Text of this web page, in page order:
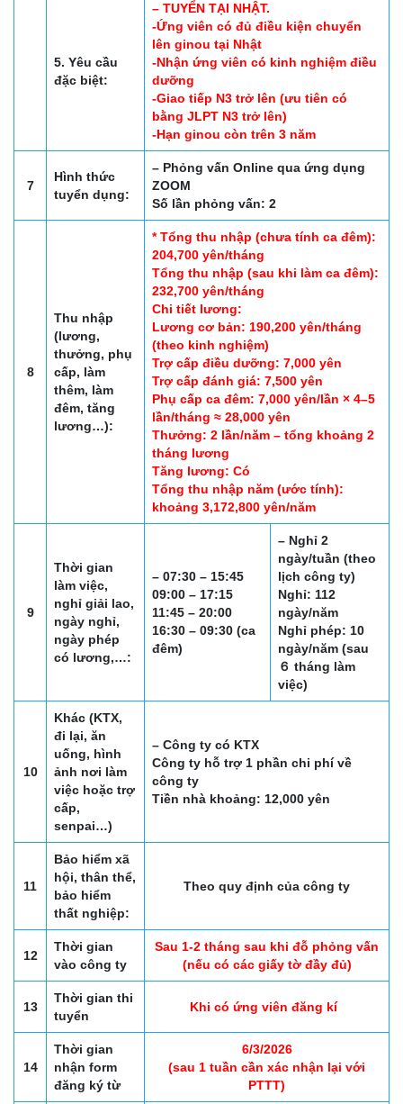
5. Yêu cầu
đặc biệt:
– TUYỂN TẠI NHẬT.
-Ứng viên có đủ điều kiện chuyển
lên ginou tại Nhật
-Nhận ứng viên có kinh nghiệm điều
dưỡng
-Giao tiếp N3 trở lên (ưu tiên có
bằng JLPT N3 trở lên)
-Hạn ginou còn trên 3 năm
7
Hình thức
tuyển dụng:
– Phỏng vấn Online qua ứng dụng
ZOOM
Số lần phỏng vấn: 2
8
Thu nhập
(lương,
thưởng, phụ
cấp, làm
thêm, làm
đêm, tăng
lương…):
* Tổng thu nhập (chưa tính ca đêm):
204,700 yên/tháng
Tổng thu nhập (sau khi làm ca đêm):
232,700 yên/tháng
Chi tiết lương:
Lương cơ bản: 190,200 yên/tháng
(theo kinh nghiệm)
Trợ cấp điều dưỡng: 7,000 yên
Trợ cấp đánh giá: 7,500 yên
Phụ cấp ca đêm: 7,000 yên/lần × 4–5
lần/tháng ≈ 28,000 yên
Thưởng: 2 lần/năm – tổng khoảng 2
tháng lương
Tăng lương: Có
Tổng thu nhập năm (ước tính):
khoảng 3,172,800 yên/năm
9
Thời gian
làm việc,
nghỉ giải lao,
ngày nghỉ,
ngày phép
có lương,…:
– 07:30 – 15:45
09:00 – 17:15
11:45 – 20:00
16:30 – 09:30 (ca
đêm)
– Nghỉ 2
ngày/tuần (theo
lịch công ty)
Nghỉ: 112
ngày/năm
Nghỉ phép: 10
ngày/năm (sau
６ tháng làm
việc)
10
Khác (KTX,
đi lại, ăn
uống, hình
ảnh nơi làm
việc hoặc trợ
cấp,
senpai…)
– Công ty có KTX
Công ty hỗ trợ 1 phần chi phí về
công ty
Tiền nhà khoảng: 12,000 yên
11
Bảo hiểm xã
hội, thân thể,
bảo hiểm
thất nghiệp:
Theo quy định của công ty
12
Thời gian
vào công ty
Sau 1-2 tháng sau khi đỗ phỏng vấn
(nếu có các giấy tờ đầy đủ)
13
Thời gian thi
tuyển
Khi có ứng viên đăng kí
14
Thời gian
nhận form
đăng ký từ
6/3/2026
(sau 1 tuần cần xác nhận lại với
PTTT)